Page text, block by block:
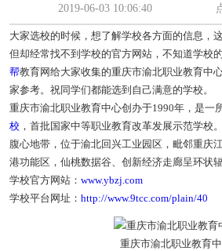
2019-06-03 10:06:40
大家选校的时候，想了解学校各方面的信息，
但却经常找不到学校的官方网站，不知道学校
帮教育网给大家收集的重庆市渝北职业教育中
家参考。祝同学们都能选到自己满意的学校。
重庆市渝北职业教育中心创办于1990年，是一
校 ，首批国家中等职业教育改革发展示范学校
腹心地带，位于渝北回兴工业园区，毗邻重庆
港功能区，仙桃数据谷、创新经济走廊呈环状辐
学校官方网站： www.ybzj.com
学校平台网址： http://www.9tcc.com/plain/40
重庆市渝北职业教育